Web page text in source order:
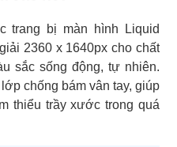
trang bị màn hình Liquid
2360 x 1640px cho chất
sắc sống động, tự nhiên.
chống bám vân tay, giúp
thiểu trầy xước trong quá